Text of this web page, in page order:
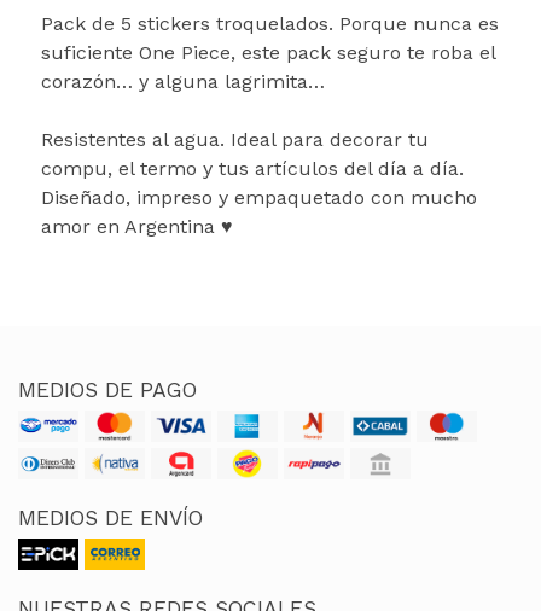
Pack de 5 stickers troquelados. Porque nunca es
suficiente One Piece, este pack seguro te roba el
corazón… y alguna lagrimita…
Resistentes al agua. Ideal para decorar tu
compu, el termo y tus artículos del día a día.
Diseñado, impreso y empaquetado con mucho
amor en Argentina ♥
MEDIOS DE PAGO
MEDIOS DE ENVÍO